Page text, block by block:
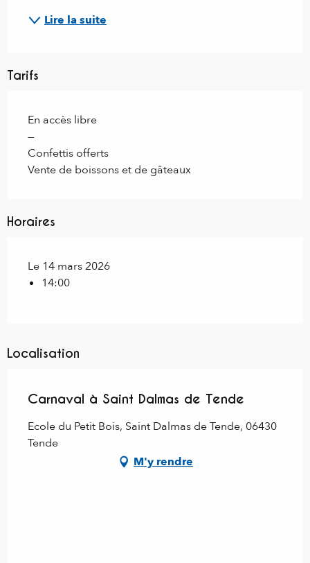
Lire la suite
Tarifs
En accès libre
—
Confettis offerts
Vente de boissons et de gâteaux
Horaires
Le 14 mars 2026
14:00
Localisation
Carnaval à Saint Dalmas de Tende
Ecole du Petit Bois, Saint Dalmas de Tende, 06430
Tende
M'y rendre